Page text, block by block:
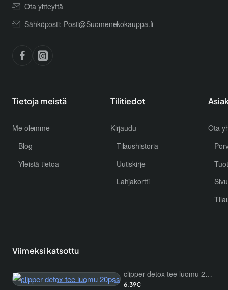
Ota yhteyttä
Sähköposti: Posti@Suomenekokauppa.fi
Tietoja meistä
Me olemme
Blog
Yleistä tietoa
Tilitiedot
Kirjaudu
Tilaushistoria
Uutiskirje
Lahjakortti
Ota
Viimeksi katsottu
clipper detox tee luomu 20pss
6.39€